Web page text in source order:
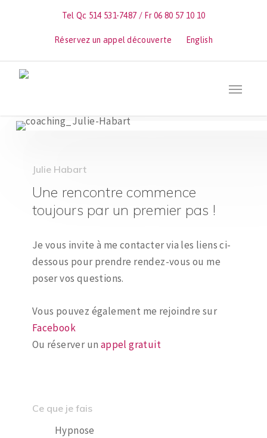
content
Tel Qc 514 531-7487 / Fr 06 80 57 10 10
Réservez un appel découverte English
Menu
Julie Habart
Une rencontre commence
toujours par un premier pas !
Je vous invite à me contacter via les liens ci-
dessous pour prendre rendez-vous ou me
poser vos questions.
Vous pouvez également me rejoindre sur
Facebook
Ou réserver un appel gratuit
Ce que je fais
Hypnose